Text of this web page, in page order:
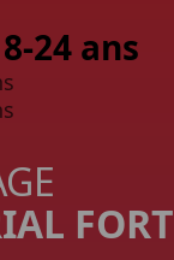
24 ans
FORT